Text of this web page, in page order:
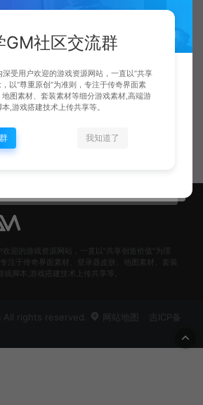
– 绿色
迎的游戏资源网站，一直以“共享创造价值”为理
注于传奇界面素材、登录器皮肤、地图素材、套装
戏脚本,游戏搭建技术上传共享等。
rights reserved. 网站地图
吉ICP备
GM社区交流群
受用户欢迎的游戏资源网站，一直以“共享
以“尊重原创”为准则，专注于传奇界面素
图素材、套装素材等细分游戏素材,高端游
本,游戏搭建技术上传共享等。
我知道了